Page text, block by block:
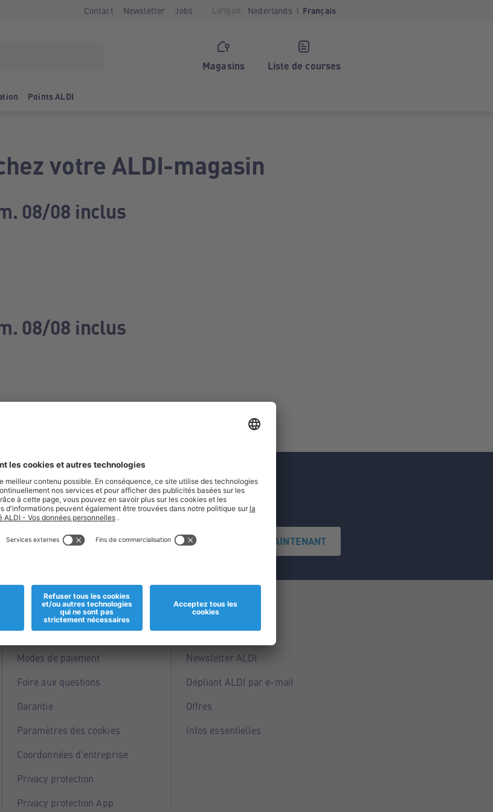
Contact Newsletter Jobs Langue: Nederlands Français
Magasins Liste de courses
Points ALDI
votre ALDI-magasin
08/08 inclus
08/08 inclus
de nos offres.
S'INSCRIRE MAINTENANT
Informations
Magasins
Modes de paiement
Foire aux questions
Garantie
Paramètres des cookies
Coordonnées d'entreprise
Privacy protection
Privacy protection App
Service
Points ALDI
Newsletter ALDI
Dépliant ALDI par e-mail
Offres
Infos essentielles